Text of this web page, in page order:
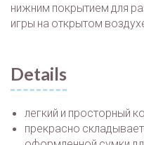
нижним покрытием для
игры на открытом
Details
легкий и просторный
прекрасно